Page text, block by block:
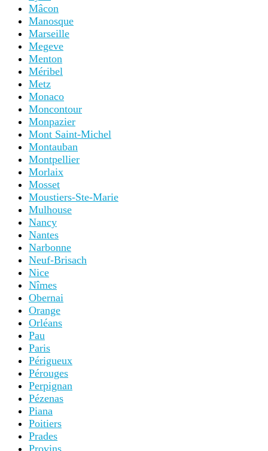
Mâcon
Manosque
Marseille
Megeve
Menton
Méribel
Metz
Monaco
Moncontour
Monpazier
Mont Saint-Michel
Montauban
Montpellier
Morlaix
Mosset
Moustiers-Ste-Marie
Mulhouse
Nancy
Nantes
Narbonne
Neuf-Brisach
Nice
Nîmes
Obernai
Orange
Orléans
Pau
Paris
Périgueux
Pérouges
Perpignan
Pézenas
Piana
Poitiers
Prades
Provins